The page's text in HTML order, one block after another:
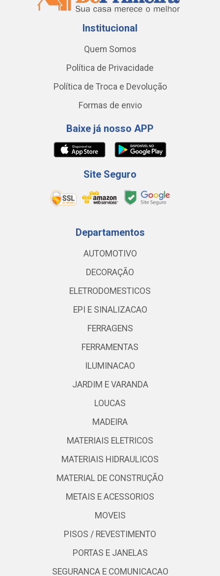
Institucional
Quem Somos
Política de Privacidade
Política de Troca e Devolução
Formas de envio
Baixe já nosso APP
Site Seguro
Departamentos
AUTOMOTIVO
DECORAÇÃO
ELETRODOMESTICOS
EPI E SINALIZACAO
FERRAGENS
FERRAMENTAS
ILUMINACAO
JARDIM E VARANDA
LOUCAS
MADEIRA
MATERIAIS ELETRICOS
MATERIAIS HIDRAULICOS
MATERIAL DE CONSTRUÇÃO
METAIS E ACESSORIOS
MOVEIS
PISOS / REVESTIMENTO
PORTAS E JANELAS
SEGURANCA E COMUNICACAO